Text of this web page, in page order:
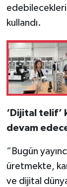
edebilecekleri
kullandı.
‘Dijital telif’
devam
“Bugün
üretmekte,
ve dijital